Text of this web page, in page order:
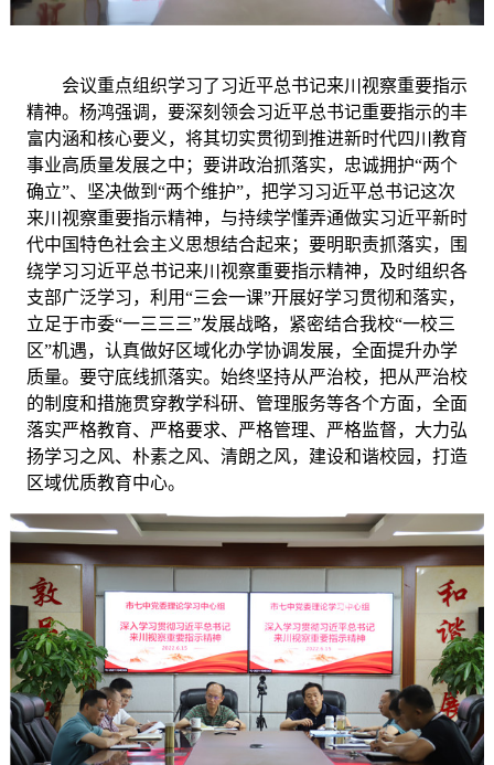
会议重点组织学习了习近平总书记来川视察重要指示
精神。杨鸿强调，要深刻领会习近平总书记重要指示的丰
富内涵和核心要义，将其切实贯彻到推进新时代四川教育
事业高质量发展之中；要讲政治抓落实，忠诚拥护“两个
确立”、坚决做到“两个维护”，把学习习近平总书记这次
来川视察重要指示精神，与持续学懂弄通做实习近平新时
代中国特色社会主义思想结合起来；要明职责抓落实，围
绕学习习近平总书记来川视察重要指示精神，及时组织各
支部广泛学习，利用“三会一课”开展好学习贯彻和落实，
立足于市委“一三三三”发展战略，紧密结合我校“一校三
区”机遇，认真做好区域化办学协调发展，全面提升办学
质量。要守底线抓落实。始终坚持从严治校，把从严治校
的制度和措施贯穿教学科研、管理服务等各个方面，全面
落实严格教育、严格要求、严格管理、严格监督，大力弘
扬学习之风、朴素之风、清朗之风，建设和谐校园，打造
区域优质教育中心。